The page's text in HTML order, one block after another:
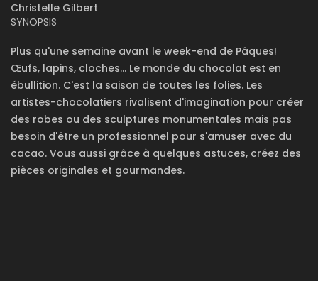
Christelle Gilbert
SYNOPSIS
Plus qu'une semaine avant le week-end de Pâques!
Œufs, lapins, cloches... Le monde du chocolat est en
ébullition. C'est la saison de toutes les folies. Les
artistes-chocolatiers rivalisent d'imagination pour créer
des robes ou des sculptures monumentales mais pas
besoin d'être un professionnel pour s'amuser avec du
cacao. Vous aussi grâce à quelques astuces, créez des
pièces originales et gourmandes.